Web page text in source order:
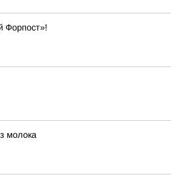
Форпост»!
молока